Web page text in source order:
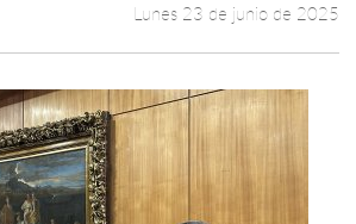
Lunes 23 de junio de 2025